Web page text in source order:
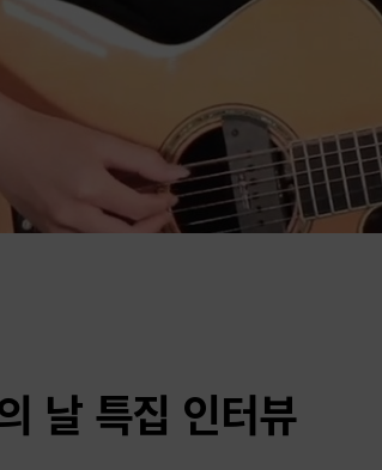
날 특집 인터뷰